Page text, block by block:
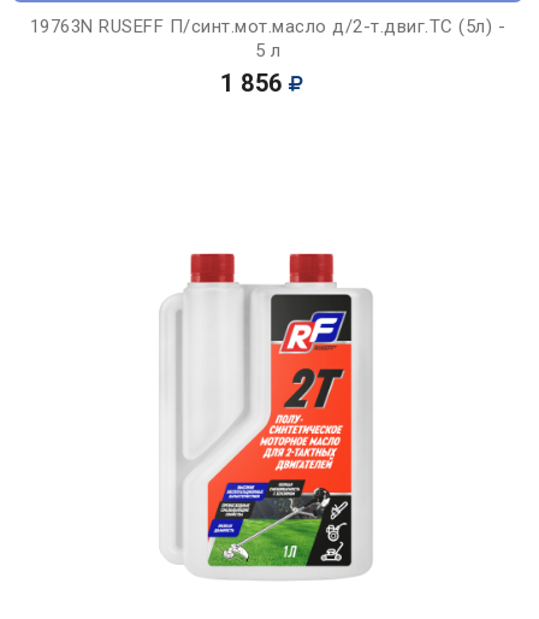
19763N RUSEFF П/синт.мот.масло д/2-т.двиг.TС (5л) -
5 л
1 856